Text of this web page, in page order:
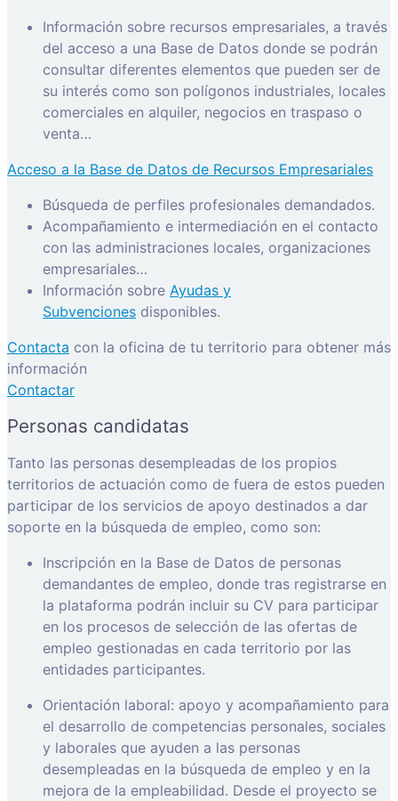
Información sobre recursos empresariales, a través
del acceso a una Base de Datos donde se podrán
consultar diferentes elementos que pueden ser de
su interés como son polígonos industriales, locales
comerciales en alquiler, negocios en traspaso o
venta…
Acceso a la Base de Datos de Recursos Empresariales
Búsqueda de perfiles profesionales demandados.
Acompañamiento e intermediación en el contacto
con las administraciones locales, organizaciones
empresariales…
Información sobre Ayudas y
Subvenciones disponibles.
Contacta con la oficina de tu territorio para obtener más
información
Contactar
Personas candidatas
Tanto las personas desempleadas de los propios
territorios de actuación como de fuera de estos pueden
participar de los servicios de apoyo destinados a dar
soporte en la búsqueda de empleo, como son:
Inscripción en la Base de Datos de personas
demandantes de empleo, donde tras registrarse en
la plataforma podrán incluir su CV para participar
en los procesos de selección de las ofertas de
empleo gestionadas en cada territorio por las
entidades participantes.
Orientación laboral: apoyo y acompañamiento para
el desarrollo de competencias personales, sociales
y laborales que ayuden a las personas
desempleadas en la búsqueda de empleo y en la
mejora de la empleabilidad. Desde el proyecto se